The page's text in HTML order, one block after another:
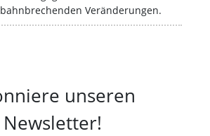
Veränderungen.
unseren
Newsletter!